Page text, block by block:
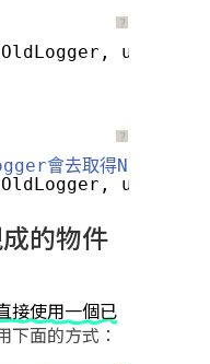
？
？
會去取得NewLogger
的物件
接使用一個已
下面的方式：